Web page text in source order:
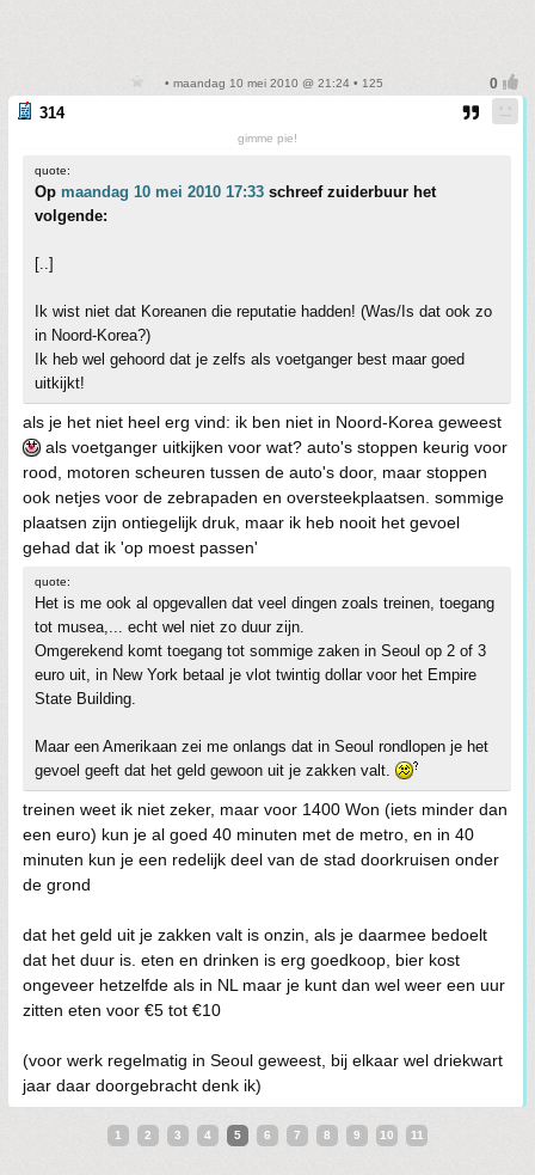
• maandag 10 mei 2010 @ 21:24 • 125
314
gimme pie!
quote:
Op maandag 10 mei 2010 17:33 schreef zuiderbuur het
volgende:
[..]
Ik wist niet dat Koreanen die reputatie hadden! (Was/Is dat ook zo
in Noord-Korea?)
Ik heb wel gehoord dat je zelfs als voetganger best maar goed
uitkijkt!
als je het niet heel erg vind: ik ben niet in Noord-Korea geweest
als voetganger uitkijken voor wat? auto's stoppen keurig voor
rood, motoren scheuren tussen de auto's door, maar stoppen
ook netjes voor de zebrapaden en oversteekplaatsen. sommige
plaatsen zijn ontiegelijk druk, maar ik heb nooit het gevoel
gehad dat ik 'op moest passen'
quote:
Het is me ook al opgevallen dat veel dingen zoals treinen, toegang
tot musea,... echt wel niet zo duur zijn.
Omgerekend komt toegang tot sommige zaken in Seoul op 2 of 3
euro uit, in New York betaal je vlot twintig dollar voor het Empire
State Building.
Maar een Amerikaan zei me onlangs dat in Seoul rondlopen je het
gevoel geeft dat het geld gewoon uit je zakken valt.
treinen weet ik niet zeker, maar voor 1400 Won (iets minder dan
een euro) kun je al goed 40 minuten met de metro, en in 40
minuten kun je een redelijk deel van de stad doorkruisen onder
de grond
dat het geld uit je zakken valt is onzin, als je daarmee bedoelt
dat het duur is. eten en drinken is erg goedkoop, bier kost
ongeveer hetzelfde als in NL maar je kunt dan wel weer een uur
zitten eten voor €5 tot €10
(voor werk regelmatig in Seoul geweest, bij elkaar wel driekwart
jaar daar doorgebracht denk ik)
1 2 3 4 5 6 7 8 9 10 11